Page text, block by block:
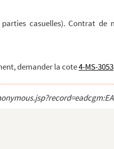
casuelles). Contrat de
demander la cote4-MS-3053